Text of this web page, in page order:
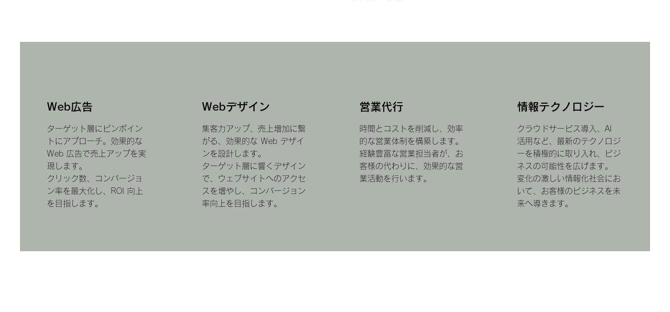
​Web広告
ターゲット層にピンポイン
トにアプローチ。効果的な
Web 広告で売上アップを実
現します。
クリック数、コンバージョ
ン率を最大化し、ROI 向上
を目指します。
​Webデザイン
集客力アップ、売上増加に繋
がる、効果的な Web デザイ
ンを設計します。
ターゲット層に響くデザイン
で、ウェブサイトへのアクセ
スを増やし、コンバージョン
率向上を目指します。
​営業代行
時間とコストを削減し、効率
的な営業体制を構築します。
経験豊富な営業担当者が、お
客様の代わりに、効果的な営
業活動を行います。
情報テクノロジー
クラウドサービス導入、AI
活用など、最新のテクノロジ
ーを積極的に取り入れ、ビジ
ネスの可能性を広げます。
変化の激しい情報化社会にお
いて、お客様のビジネスを未
来へ導きます。